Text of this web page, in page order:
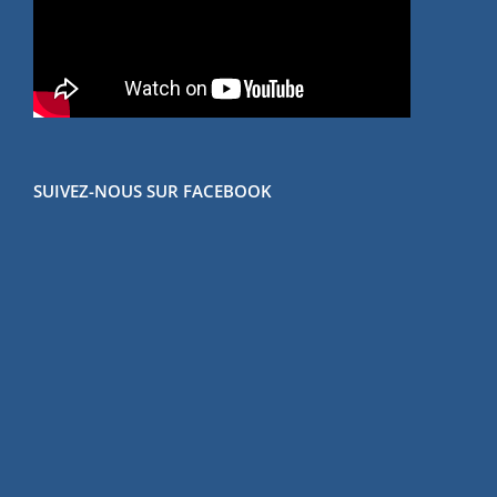
SUIVEZ-NOUS SUR FACEBOOK